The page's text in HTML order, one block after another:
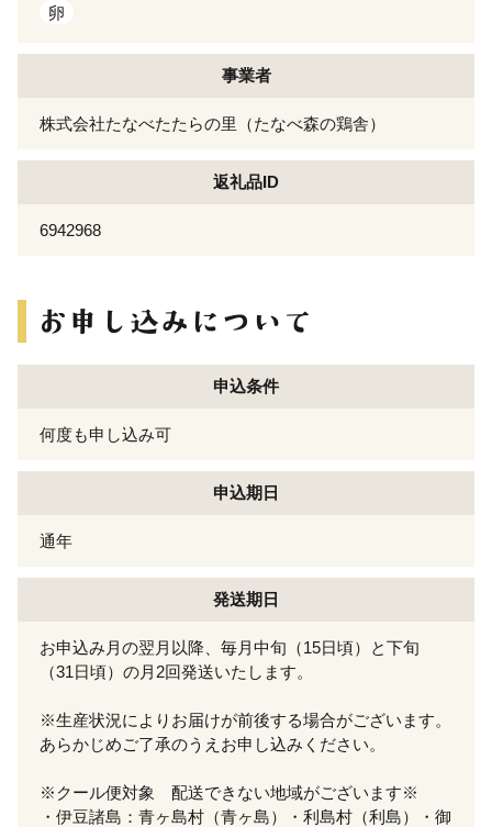
卵
事業者
株式会社たなべたたらの里（たなべ森の鶏舎）
返礼品ID
6942968
申込条件
何度も申し込み可
申込期日
通年
発送期日
お申込み月の翌月以降、毎月中旬（15日頃）と下旬
（31日頃）の月2回発送いたします。
※生産状況によりお届けが前後する場合がございます。
あらかじめご了承のうえお申し込みください。
※クール便対象 配送できない地域がございます※
・伊豆諸島：青ヶ島村（青ヶ島）・利島村（利島）・御